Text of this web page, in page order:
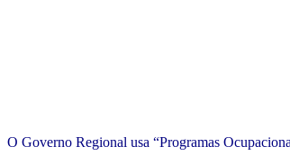
O Governo Regional usa “Programas